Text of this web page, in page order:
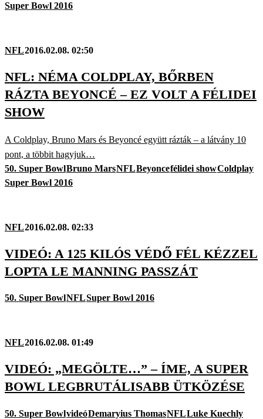
Super Bowl 2016
NFL2016.02.08. 02:50
NFL: NÉMA COLDPLAY, BŐRBEN
RÁZTA BEYONCÉ – EZ VOLT A FÉLIDEI
SHOW
A Coldplay, Bruno Mars és Beyoncé együtt rázták – a látvány 10
pont, a többit hagyjuk…
50. Super BowlBruno MarsNFLBeyoncefélidei showColdplay
Super Bowl 2016
NFL2016.02.08. 02:33
VIDEÓ: A 125 KILÓS VÉDŐ FÉL KÉZZEL
LOPTA LE MANNING PASSZÁT
50. Super BowlNFLSuper Bowl 2016
NFL2016.02.08. 01:49
VIDEÓ: „MEGÖLTE…” – ÍME, A SUPER
BOWL LEGBRUTÁLISABB ÜTKÖZÉSE
50. Super BowlvideóDemaryius ThomasNFLLuke Kuechly